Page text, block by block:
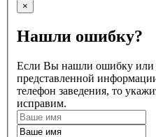
×
Нашли ошибку?
Если Вы нашли ошибку или
представленной
телефон заведения, то
исправим.